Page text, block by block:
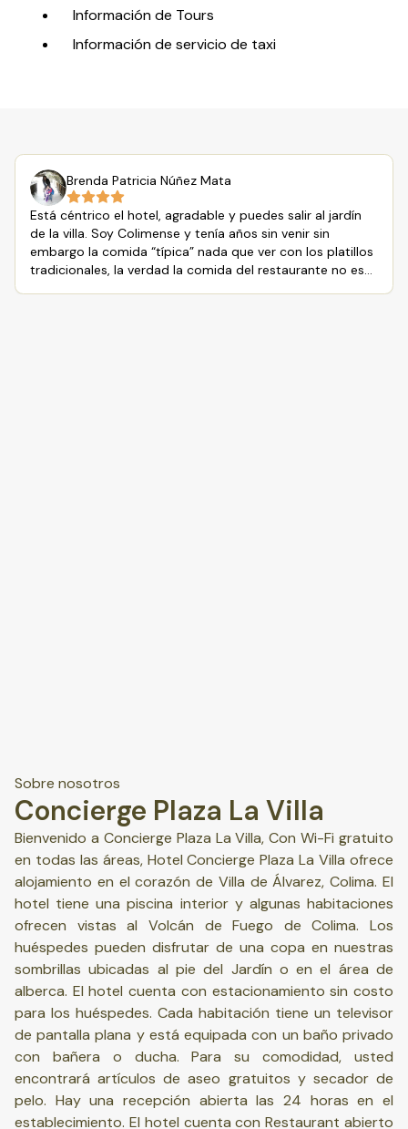
Información de Tours
Información de servicio de taxi
Brenda Patricia Núñez Mata
Está céntrico el hotel, agradable y puedes salir al jardín
de la villa. Soy Colimense y tenía años sin venir sin
embargo la comida “típica” nada que ver con los platillos
tradicionales, la verdad la comida del restaurante no es
Sobre nosotros
Concierge Plaza La Villa
Bienvenido a Concierge Plaza La Villa, Con Wi-Fi gratuito
en todas las áreas, Hotel Concierge Plaza La Villa ofrece
alojamiento en el corazón de Villa de Álvarez, Colima. El
hotel tiene una piscina interior y algunas habitaciones
ofrecen vistas al Volcán de Fuego de Colima. Los
huéspedes pueden disfrutar de una copa en nuestras
sombrillas ubicadas al pie del Jardín o en el área de
alberca. El hotel cuenta con estacionamiento sin costo
para los huéspedes. Cada habitación tiene un televisor
de pantalla plana y está equipada con un baño privado
con bañera o ducha. Para su comodidad, usted
encontrará artículos de aseo gratuitos y secador de
pelo. Hay una recepción abierta las 24 horas en el
establecimiento. El hotel cuenta con Restaurant abierto